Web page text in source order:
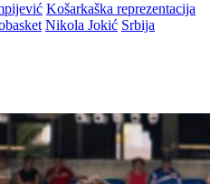
Košarkaška reprezentacija
Nikola Jokić Srbija